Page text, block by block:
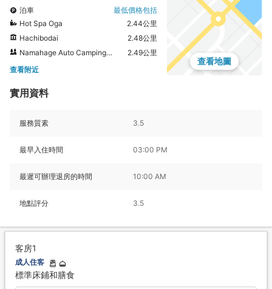
泊車
最低價格包括
Hot Spa Oga
2.44公里
Hachibodai
2.48公里
Namahage Auto Camping Ground
2.49公里
查看附近
查看地圖
實用資料
服務質素 3.5
最早入住時間 03:00 PM
最遲可辦理退房的時間 10:00 AM
地點評分 3.5
客房1
成人住客
標準床鋪和膳食